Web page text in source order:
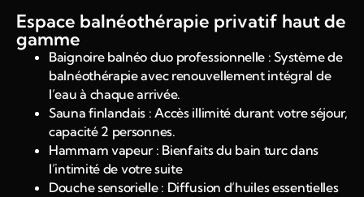
Espace balnéothérapie privatif haut de
gamme
Baignoire balnéo duo professionnelle : Système de
balnéothérapie avec renouvellement intégral de
l’eau à chaque arrivée.
Sauna finlandais : Accès illimité durant votre séjour,
capacité 2 personnes.
Hammam vapeur : Bienfaits du bain turc dans
l’intimité de votre suite
Douche sensorielle : Diffusion d’huiles essentielles